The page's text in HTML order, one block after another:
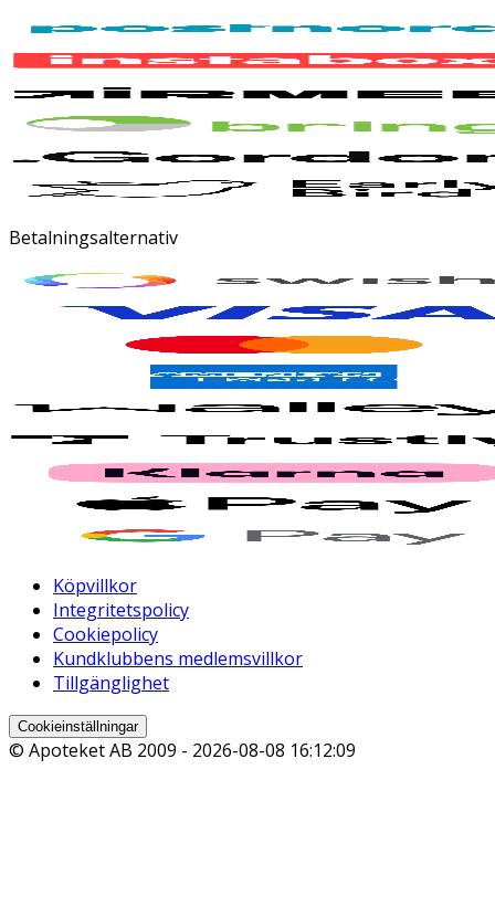
Betalningsalternativ
Köpvillkor
Integritetspolicy
Cookiepolicy
Kundklubbens medlemsvillkor
Tillgänglighet
Cookieinställningar
© Apoteket AB 2009 - 2026-08-08 16:12:09